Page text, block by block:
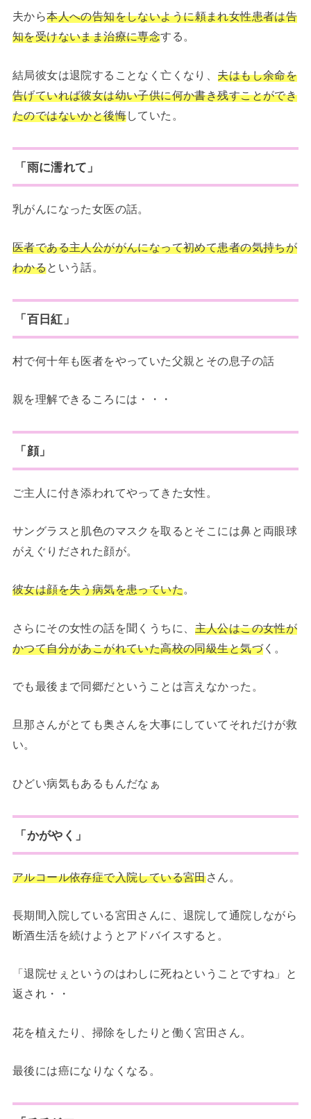
夫から本人への告知をしないように頼まれ女性患者は告
知を受けないまま治療に専念する。
結局彼女は退院することなく亡くなり、 夫はもし余命を
告げていれば彼女は幼い子供に何か書き残すことができ
たのではないかと後悔していた。
「雨に濡れて」
乳がんになった女医の話。
医者である主人公ががんになって初めて患者の気持ちが
わかるという話。
「百日紅」
村で何十年も医者をやっていた父親とその息子の話
親を理解できるころには・・・
「顔」
ご主人に付き添われてやってきた女性。
サングラスと肌色のマスクを取るとそこには鼻と両眼球
がえぐりだされた顔が。
彼女は顔を失う病気を患っていた。
さらにその女性の話を聞くうちに、 主人公はこの女性が
かつて自分があこがれていた高校の同級生と気づく。
でも最後まで同郷だということは言えなかった。
旦那さんがとても奥さんを大事にしていてそれだけが救
い。
ひどい病気もあるもんだなぁ
「かがやく」
アルコール依存症で入院している宮田さん。
長期間入院している宮田さんに、退院して通院しながら
断酒生活を続けようとアドバイスすると。
「退院せぇというのはわしに死ねということですね」と
返され・・
花を植えたり、掃除をしたりと働く宮田さん。
最後には癌になりなくなる。